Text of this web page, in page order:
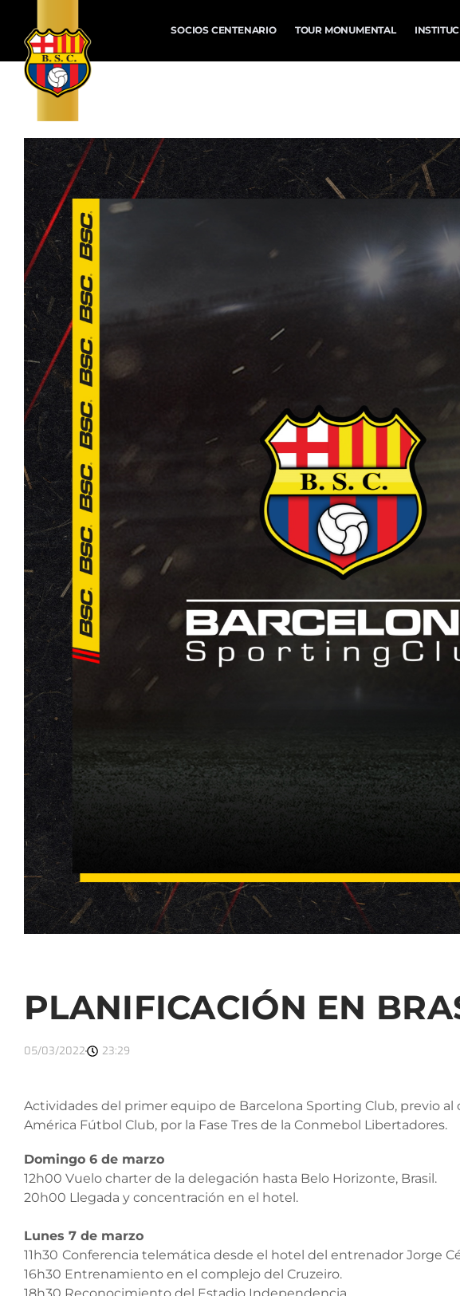
SOCIOS CENTENARIO TOUR MONUMENTAL
PLANIFICACIÓN EN
05/03/2022 23:29
Actividades del primer equipo de Barcelona Sporting Club, previo
América Fútbol Club, por la Fase Tres de la Conmebol Libertadores.
Domingo 6 de marzo
12h00 Vuelo charter de la delegación hasta Belo Horizonte, Brasil.
20h00 Llegada y concentración en el hotel.
Lunes 7 de marzo
11h30 Conferencia telemática desde el hotel del entrenador Jorge
16h30 Entrenamiento en el complejo del Cruzeiro.